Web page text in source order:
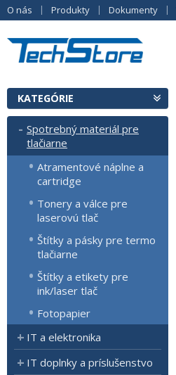
O nás Produkty Dokumenty
KATEGÓRIE
Spotrebný materiál pre
tlačiarne
Atramentové náplne a
cartridge
Tonery a válce pre
laserovú tlač
Štítky a pásky pre termo
tlačiarne
Štítky a etikety pre
ink/laser tlač
Fotopapier
IT a elektronika
IT doplnky a príslušenstvo